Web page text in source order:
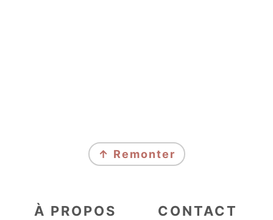
↑ Remonter
À PROPOS CONTACT